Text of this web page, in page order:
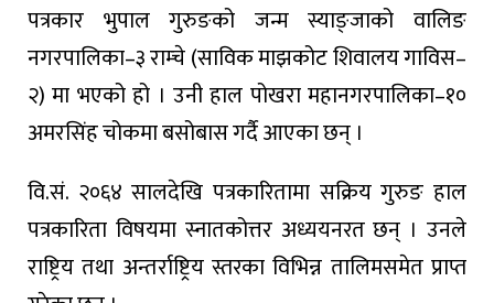
पत्रकार भुपाल गुरुङको जन्म स्याङ्जाको वालिङ
नगरपालिका–३ राम्चे (साविक माझकोट शिवालय गाविस–
२) मा भएको हो । उनी हाल पोखरा महानगरपालिका–१०
अमरसिंह चोकमा बसोबास गर्दै आएका छन् ।
वि.सं. २०६४ सालदेखि पत्रकारितामा सक्रिय गुरुङ हाल
पत्रकारिता विषयमा स्नातकोत्तर अध्ययनरत छन् । उनले
राष्ट्रिय तथा अन्तर्राष्ट्रिय स्तरका विभिन्न तालिमसमेत प्राप्त